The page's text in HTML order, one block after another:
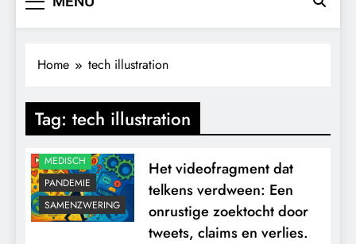
Home tech illustration
Tag: tech illustration
MEDISCH
PANDEMIE
SAMENZWERING
Het videofragment dat
telkens verdween: Een
onrustige zoektocht door
tweets, claims en verlies.